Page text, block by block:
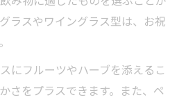
ラスやワイングラス型は、お祝
にフルーツやハーブを添えるこ
さをプラスできます。また、ペ